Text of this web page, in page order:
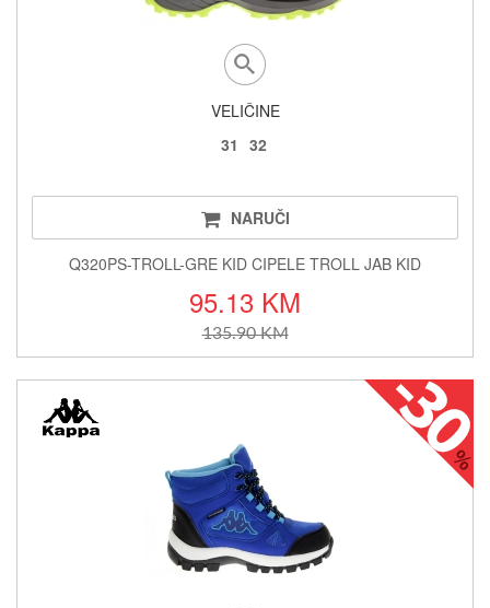
VELIČINE
31 32
NARUČI
Q320PS-TROLL-GRE KID CIPELE TROLL JAB KID
95.13 KM
135.90 KM